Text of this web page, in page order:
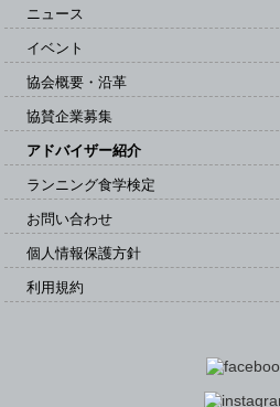
ニュース
イベント
協会概要・沿革
協賛企業募集
アドバイザー紹介
ランニング食学検定
お問い合わせ
個人情報保護方針
利用規約